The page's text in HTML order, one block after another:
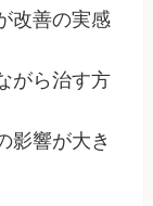
改善の実感
がら治す方
影響が大き